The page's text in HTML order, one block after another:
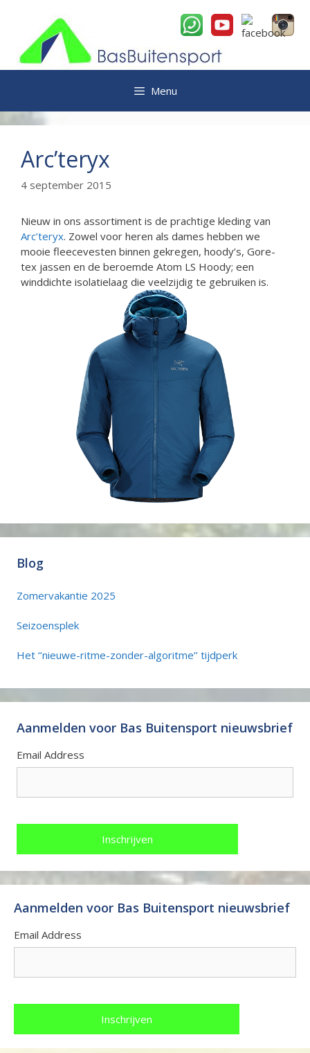
inhoud
Menu
Arc’teryx
4 september 2015
Nieuw in ons assortiment is de prachtige kleding van
Arc’teryx. Zowel voor heren als dames hebben we
mooie fleecevesten binnen gekregen, hoody’s, Gore-
tex jassen en de beroemde Atom LS Hoody; een
winddichte isolatielaag die veelzijdig te gebruiken is.
Blog
Zomervakantie 2025
Seizoensplek
Het ‘’nieuwe-ritme-zonder-algoritme’’ tijdperk
Aanmelden voor Bas Buitensport nieuwsbrief
Email Address
Aanmelden voor Bas Buitensport nieuwsbrief
Email Address